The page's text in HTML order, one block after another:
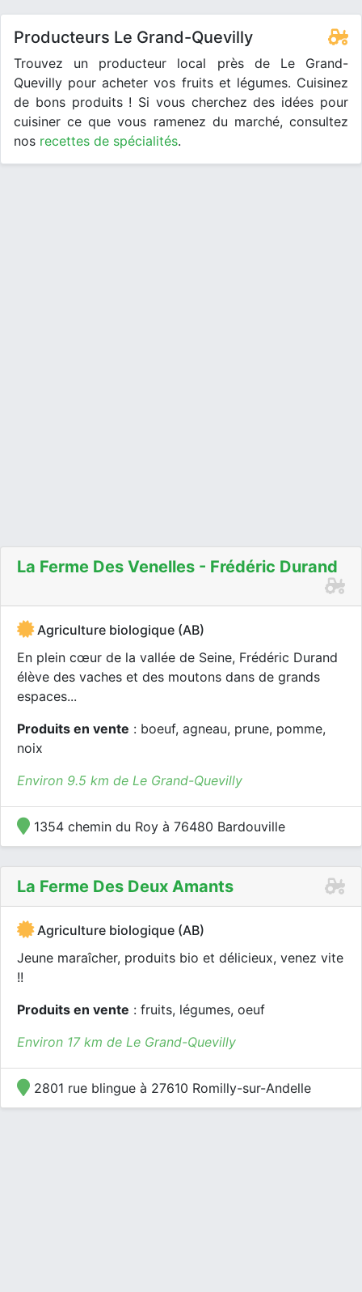
Producteurs Le Grand-Quevilly
Trouvez un producteur local près de Le Grand-
Quevilly pour acheter vos fruits et légumes. Cuisinez
de bons produits ! Si vous cherchez des idées pour
cuisiner ce que vous ramenez du marché, consultez
nos recettes de spécialités.
La Ferme Des Venelles - Frédéric Durand
Agriculture biologique (AB)
En plein cœur de la vallée de Seine, Frédéric Durand
élève des vaches et des moutons dans de grands
espaces...
Produits en vente : boeuf, agneau, prune, pomme,
noix
Environ 9.5 km de Le Grand-Quevilly
1354 chemin du Roy à 76480 Bardouville
La Ferme Des Deux Amants
Agriculture biologique (AB)
Jeune maraîcher, produits bio et délicieux, venez vite
!!
Produits en vente : fruits, légumes, oeuf
Environ 17 km de Le Grand-Quevilly
2801 rue blingue à 27610 Romilly-sur-Andelle